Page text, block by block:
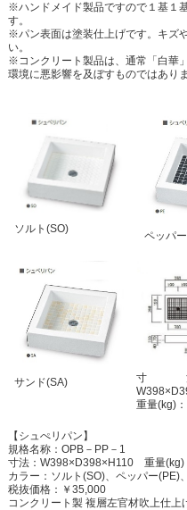
※ハンドメイド製品ですので１基１
す。
※パン表面は塗装仕上げです。キズ
い。
※コンクリート製品は、通常「白華
環境に悪影響を及ぼすものではあり
ソルト(SO)
ペッパ
サンド(SA)
寸
重量(kg)
【シュぺリパン】
規格名称：OPB－PP－1
寸法：W398×D398×H110 重量(kg)
カラー：ソルト(SO)、ペッパー(PE)
税抜価格：￥35,000
コンクリート製 複層左官材吹上仕上